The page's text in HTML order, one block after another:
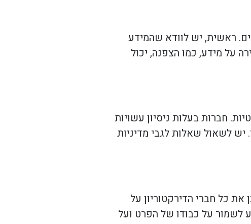
ראשית, יש לוודא שהמידע
על מידע, כמו הצפנה, יכול
חברות בעלות ניסיון עשויות
יש לשאול שאלות לגבי מדיניות
כל חברי הדירקטוריון על
לשמור על כבודו של הפרט ועל